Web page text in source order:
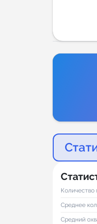
Количество
Среднее
Средний